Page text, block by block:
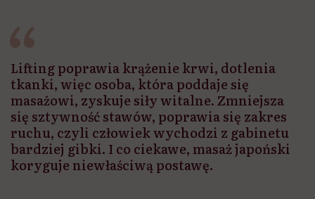
Lifting poprawia krążenie krwi, dotlenia
tkanki, więc osoba, która poddaje się
masażowi, zyskuje siły witalne. Zmniejsza
się sztywność stawów, poprawia się zakres
ruchu, czyli człowiek wychodzi z gabinetu
bardziej gibki. I co ciekawe, masaż japoński
koryguje niewłaściwą postawę.